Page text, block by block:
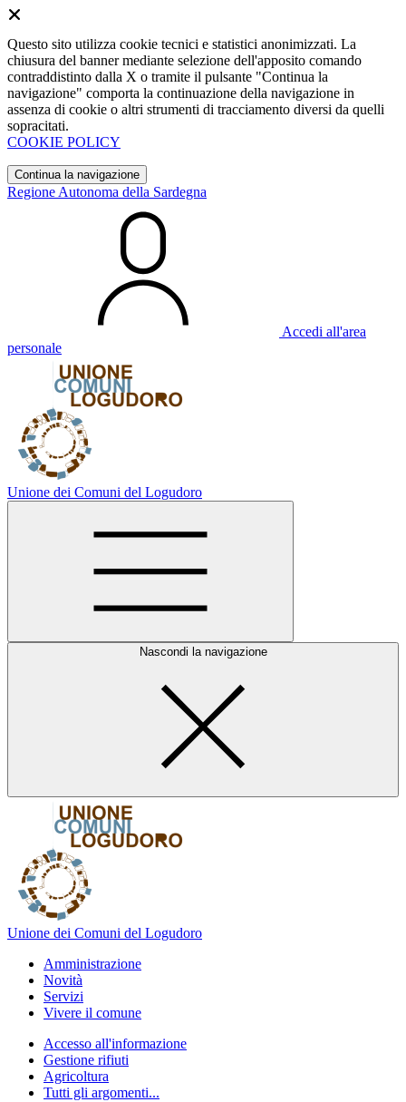
Questo sito utilizza cookie tecnici e statistici anonimizzati. La
chiusura del banner mediante selezione dell'apposito comando
contraddistinto dalla X o tramite il pulsante "Continua la
navigazione" comporta la continuazione della navigazione in
assenza di cookie o altri strumenti di tracciamento diversi da quelli
sopracitati.
COOKIE POLICY
Continua la navigazione
Regione Autonoma della Sardegna
Accedi all'area
personale
Unione dei Comuni del Logudoro
Nascondi la navigazione
Unione dei Comuni del Logudoro
Amministrazione
Novità
Servizi
Vivere il comune
Accesso all'informazione
Gestione rifiuti
Agricoltura
Tutti gli argomenti...